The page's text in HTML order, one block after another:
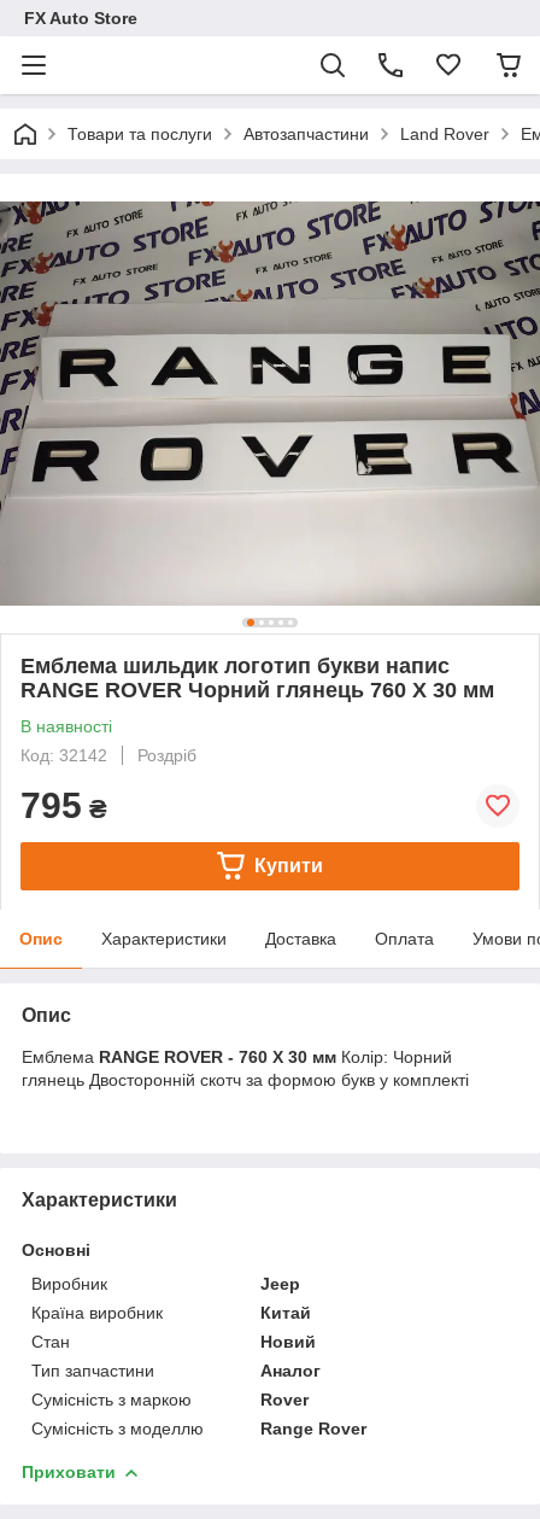
FX Auto Store
Товари та послуги Автозапчастини Land Rover
Емблема шильдик логотип букви напис
RANGE ROVER Чорний глянець 760 X 30 мм
В наявності
Код: 32142
Роздріб
795 ₴
Купити
Опис Характеристики Доставка Оплата Умови
Опис
Емблема RANGE ROVER - 760 X 30 мм Колір: Чорний
глянець Двосторонній скотч за формою букв у комплекті
Характеристики
Основні
Виробник
Jeep
Країна виробник
Китай
Стан
Новий
Тип запчастини
Аналог
Сумісність з маркою
Rover
Сумісність з моделлю
Range Rover
Приховати